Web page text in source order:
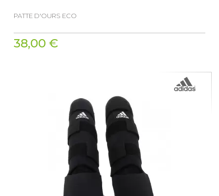
PATTE D'OURS ECO
38,00 €